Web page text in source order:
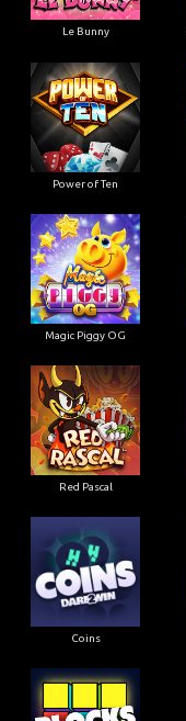
Le Bunny
Power of Ten
Magic Piggy OG
Red Pascal
Coins